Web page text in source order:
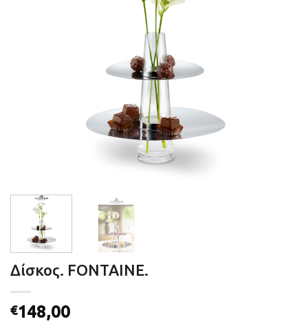
Δίσκος. FONTAINE.
€148,00